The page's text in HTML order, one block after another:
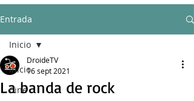
Entrada
Inicio
Cine
Inicio
La banda de rock
DroideTV
16 sept 2021